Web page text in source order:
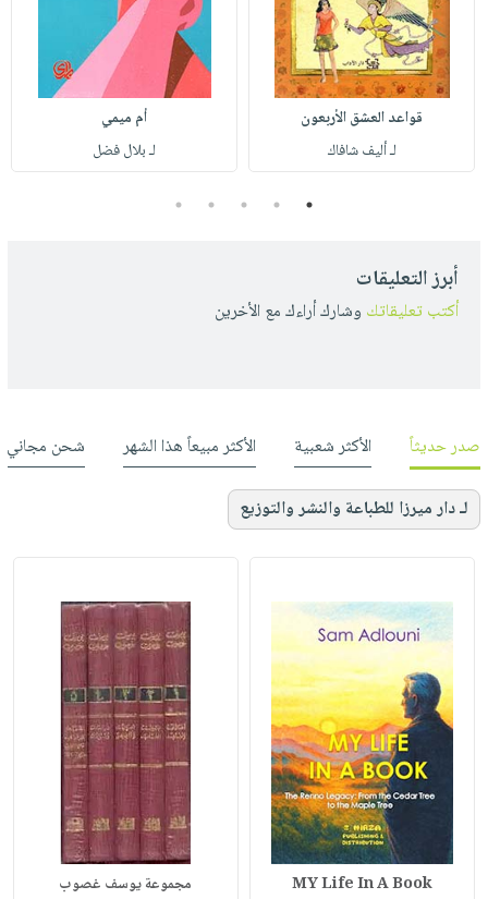
قواعد العشق الأربعون
لـ أليف شافاك
أم ميمي
لـ بلال فضل
1
2
3
4
5
أبرز التعليقات
أكتب تعليقاتك وشارك أراءك مع الأخرين
صدر حديثاً الأكثر شعبية الأكثر مبيعاً هذا الشهر شحن مجاني
لـ دار ميرزا للطباعة والنشر والتوزيع
MY Life In A Book مجموعة يوسف غصوب